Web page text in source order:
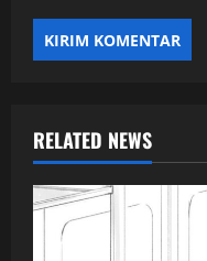
RELATED NEWS